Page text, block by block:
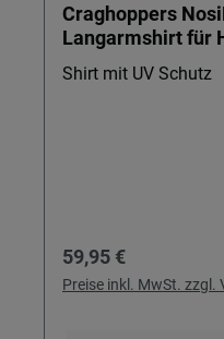
Craghoppers
Langarmshirt für
Shirt mit UV Schutz
Regulärer Preis:
59,95 €
Preise inkl. MwSt. zzgl.